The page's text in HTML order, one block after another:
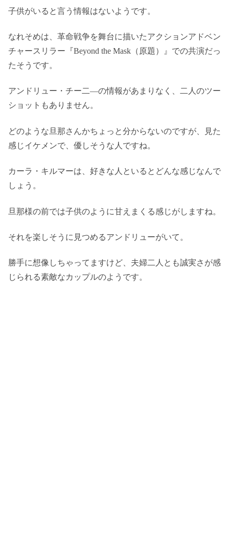
子供がいると言う情報はないようです。
なれそめは、革命戦争を舞台に描いたアクションアドベン
チャースリラー『Beyond the Mask（原題）』での共演だっ
たそうです。
アンドリュー・チー二―の情報があまりなく、二人のツー
ショットもありません。
どのような旦那さんかちょっと分からないのですが、見た
感じイケメンで、優しそうな人ですね。
カーラ・キルマーは、好きな人といるとどんな感じなんで
しょう。
旦那様の前では子供のように甘えまくる感じがしますね。
それを楽しそうに見つめるアンドリューがいて。
勝手に想像しちゃってますけど、夫婦二人とも誠実さが感
じられる素敵なカップルのようです。